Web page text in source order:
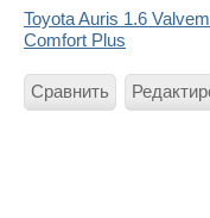
Toyota Auris 1.6
Comfort Plus
Сравнить